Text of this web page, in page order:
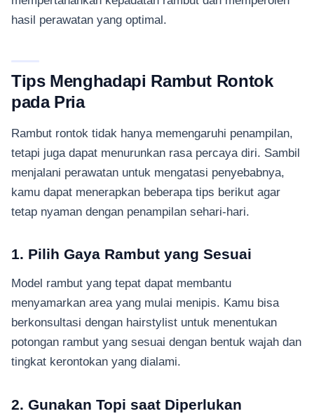
hasil perawatan yang optimal.
Tips Menghadapi Rambut Rontok
pada Pria
Rambut rontok tidak hanya memengaruhi penampilan,
tetapi juga dapat menurunkan rasa percaya diri. Sambil
menjalani perawatan untuk mengatasi penyebabnya,
kamu dapat menerapkan beberapa tips berikut agar
tetap nyaman dengan penampilan sehari-hari.
1. Pilih Gaya Rambut yang Sesuai
Model rambut yang tepat dapat membantu
menyamarkan area yang mulai menipis. Kamu bisa
berkonsultasi dengan hairstylist untuk menentukan
potongan rambut yang sesuai dengan bentuk wajah dan
tingkat kerontokan yang dialami.
2. Gunakan Topi saat Diperlukan